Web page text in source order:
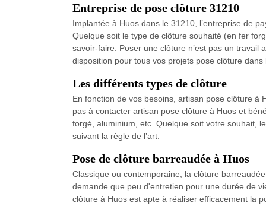
Entreprise de pose clôture 31210
Implantée à Huos dans le 31210, l’entreprise de
Quelque soit le type de clôture souhaité (en fer
savoir-faire. Poser une clôture n’est pas un travail
disposition pour tous vos projets pose clôture dans
Les différents types de clôture
En fonction de vos besoins, artisan pose clôture à
pas à contacter artisan pose clôture à Huos et
forgé, aluminium, etc. Quelque soit votre souhait,
suivant la règle de l’art.
Pose de clôture barreaudée à Huos
Classique ou contemporaine, la clôture
demande que peu d'entretien pour une durée de
clôture à Huos est apte à réaliser efficacement la